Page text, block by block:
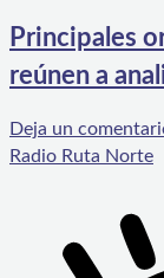
Principales
reúnen a
Deja un
Radio Ruta Norte